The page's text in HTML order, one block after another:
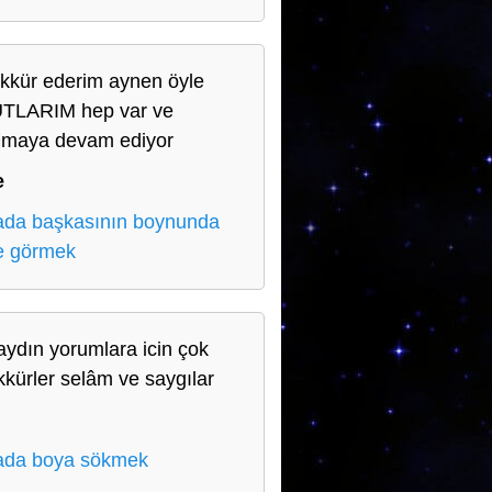
ederim aynen öyle
hep var ve
devam ediyor
başkasının boynunda
görmek
yorumlara icin çok
selâm ve saygılar
boya sökmek